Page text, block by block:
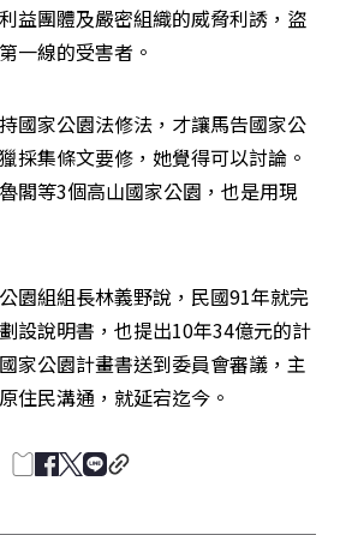
益團體及嚴密組織的威脅利誘，盜
一線的受害者。
國家公園法修法，才讓馬告國家公
採集條文要修，她覺得可以討論。
閣等3個高山國家公園，也是用現
園組組長林義野說，民國91年就完
設說明書，也提出10年34億元的計
家公園計畫書送到委員會審議，主
住民溝通，就延宕迄今。